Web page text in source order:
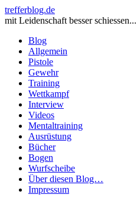
trefferblog.de
mit Leidenschaft besser schiessen...
Blog
Allgemein
Pistole
Gewehr
Training
Wettkampf
Interview
Videos
Mentaltraining
Ausrüstung
Bücher
Bogen
Wurfscheibe
Über diesen Blog…
Impressum